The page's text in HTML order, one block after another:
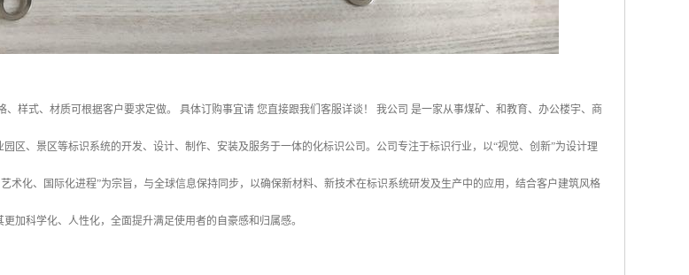
、样式、材质可根据客户要求定做。 具体订购事宜请 您直接跟我们客服详谈！ 我公司 是一家从事煤矿、和教育、办公楼宇、商
区、景区等标识系统的开发、设计、制作、安装及服务于一体的化标识公司。公司专注于标识行业，以“视觉、创新”为设计理
术化、国际化进程”为宗旨，与全球信息保持同步，以确保新材料、新技术在标识系统研发及生产中的应用，结合客户建筑风格
加科学化、人性化，全面提升满足使用者的自豪感和归属感。